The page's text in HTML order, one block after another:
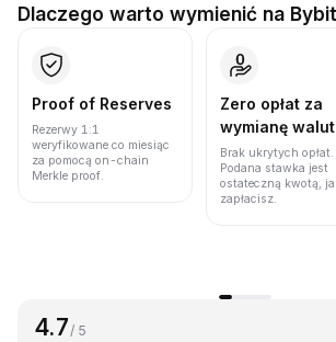
Dlaczego warto wymienić na
Proof of Reserves
Rezerwy 1:1
weryfikowane co miesiąc
za pomocą on-chain
Merkle proof.
Zero opłat za
wymianę walut
Brak ukrytych opłat.
Podana stawka jest
ostateczną kwotą,
zapłacisz.
4.7 / 5